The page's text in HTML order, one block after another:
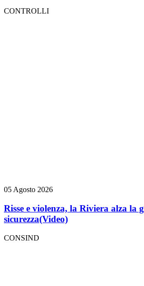
CONTROLLI
05 Agosto 2026
Risse e violenza, la Riviera alza la
sicurezza(Video)
CONSIND